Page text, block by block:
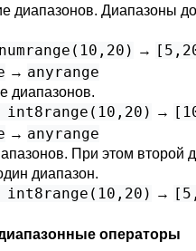
диапазонов. Диапазоны
→
→ anyrange
диапазонов.
→
→ anyrange
При этом второй
диапазон.
→
операторы